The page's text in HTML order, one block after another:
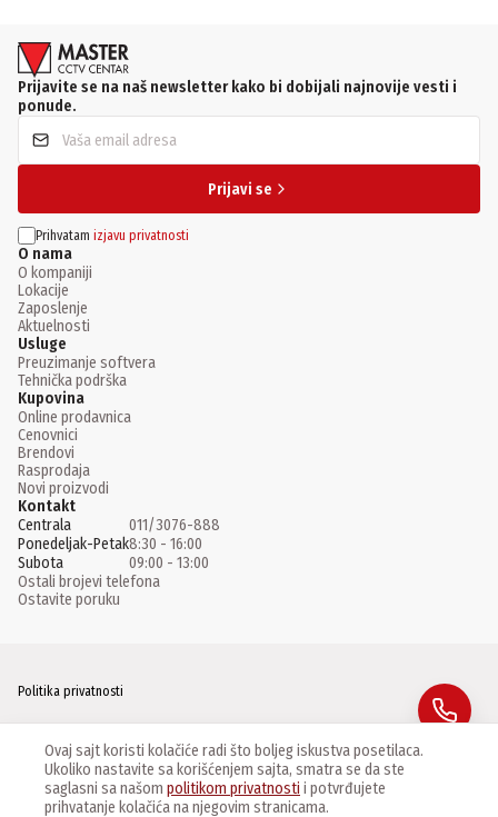
Prijavite se na naš newsletter kako bi dobijali najnovije vesti i
ponude.
Prijavi se
Prihvatam izjavu privatnosti
O nama
O kompaniji
Lokacije
Zaposlenje
Aktuelnosti
Usluge
Preuzimanje softvera
Tehnička podrška
Kupovina
Online prodavnica
Cenovnici
Brendovi
Rasprodaja
Novi proizvodi
Kontakt
Centrala
011/3076-888
Ponedeljak-Petak8:30 - 16:00
Subota
09:00 - 13:00
Ostali brojevi telefona
Ostavite poruku
Politika privatnosti
Instagram
Ovaj sajt koristi kolačiće radi što boljeg iskustva posetilaca.
Ukoliko nastavite sa korišćenjem sajta, smatra se da ste
saglasni sa našom politikom privatnosti i potvrđujete
prihvatanje kolačića na njegovim stranicama.